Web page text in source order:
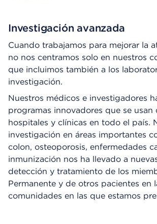
Investigación avanzada
Cuando trabajamos para mejorar la
no nos centramos solo en nuestros
que incluimos también a los
investigación.
Nuestros médicos e investigadores
programas innovadores que se usan
hospitales y clínicas en todo el país.
investigación en áreas importantes
colon, osteoporosis, enfermedades
inmunización nos ha llevado a
detección y tratamiento de los
Permanente y de otros pacientes en
comunidades en las que estamos